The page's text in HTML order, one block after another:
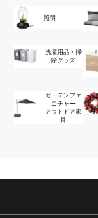
照明
洗濯用品・掃
除グッズ
ガーデンファ
ニチャー
アウトドア家
具